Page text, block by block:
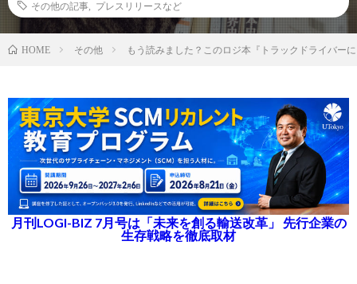
その他の記事
プレスリリースなど
HOME その他 もう読みました？このロジ本『トラックドライバー
月刊LOGI-BIZ 7月号は「未来を創る輸送改革」 先行企業の
生存戦略を徹底取材